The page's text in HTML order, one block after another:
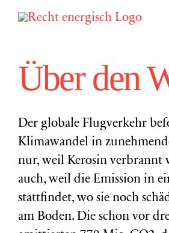
Über den
Der globale Flugverkehr
Klimawandel in
nur, weil Kerosin verbrannt
auch, weil die Emission in
stattfindet, wo sie noch
am Boden. Die schon vor